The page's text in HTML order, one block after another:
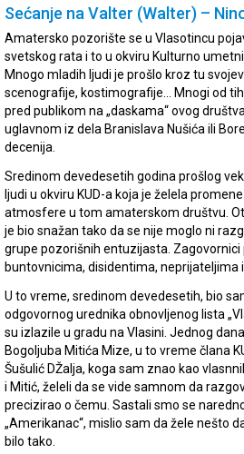
Sećanje na Valter (Walter) –
Amatersko pozorište se u Vlasotincu
svetskog rata i to u okviru Kulturno
Mnogo mladih ljudi je prošlo kroz tu
scenografije, kostimografije… Mnogi od
pred publikom na „daskama“ ovog
uglavnom iz dela Branislava Nušića ili
decenija.
Sredinom devedesetih godina prošlog
ljudi u okviru KUD-a koja je želela
atmosfere u tom amaterskom društvu.
je bio snažan tako da se nije moglo ni
grupe pozorišnih entuzijasta.
buntovnicima, disidentima, neprijateljima i
U to vreme, sredinom devedesetih, bio
odgovornog urednika obnovljenog lista
su izlazile u gradu na Vlasini. Jednog
Bogoljuba Mitića Mize, u to vreme člana
Šušulić DŽalja, koga sam znao kao
i Mitić, želeli da se vide samnom da
precizirao o čemu. Sastali smo se
„Amerikanac“, mislio sam da žele nešto
bilo tako.